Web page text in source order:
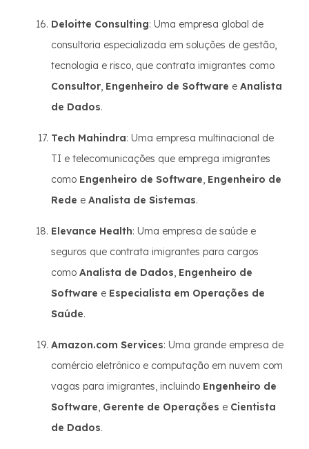
Deloitte Consulting: Uma empresa global de
consultoria especializada em soluções de gestão,
tecnologia e risco, que contrata imigrantes como
Consultor, Engenheiro de Software e Analista
de Dados.
Tech Mahindra: Uma empresa multinacional de
TI e telecomunicações que emprega imigrantes
como Engenheiro de Software, Engenheiro de
Rede e Analista de Sistemas.
Elevance Health: Uma empresa de saúde e
seguros que contrata imigrantes para cargos
como Analista de Dados, Engenheiro de
Software e Especialista em Operações de
Saúde.
Amazon.com Services: Uma grande empresa de
comércio eletrônico e computação em nuvem com
vagas para imigrantes, incluindo Engenheiro de
Software, Gerente de Operações e Cientista
de Dados.